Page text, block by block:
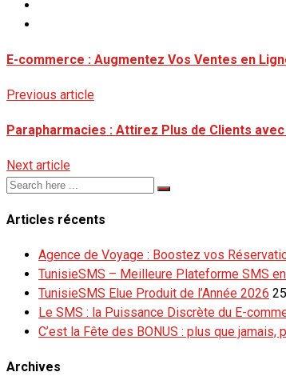
E-commerce : Augmentez Vos Ventes en
Previous article
Parapharmacies : Attirez Plus de Clients avec
Next article
Articles récents
Agence de Voyage : Boostez vos
TunisieSMS – Meilleure Plateforme SMS
TunisieSMS Elue Produit de l’Année 2026
Le SMS : la Puissance Discrète du E-
C’est la Fête des BONUS : plus que jamais,
Archives